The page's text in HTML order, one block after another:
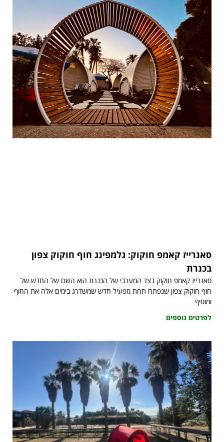
סאנרייז קאמפ חוקוק: גלמפינג חוף חוקוק צפון
בכנרת
סאנרייז קאמפ חוקוק בצד המערבי של הכנרת הוא השם של החדש של
חוף חוקוק צפון שנפתח תחת מפעיל חדש שמשדרג בימים אלה את החוף
ומוסיף
לפרטים נוספים